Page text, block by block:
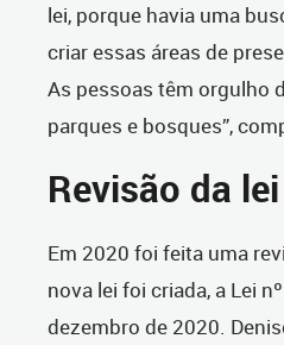
lei, porque havia uma
criar essas áreas de
As pessoas têm orgulho
parques e bosques”,
Revisão da lei
Em 2020 foi feita uma
nova lei foi criada, a Lei
dezembro de 2020.